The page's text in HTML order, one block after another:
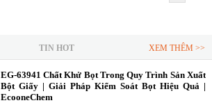
TIN HOT XEM THÊM >>
EG-63941 Chất Khử Bọt Trong Quy Trình Sản Xuất
Bột Giấy | Giải Pháp Kiểm Soát Bọt Hiệu Quả |
EcooneChem